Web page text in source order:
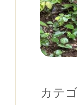
カテ